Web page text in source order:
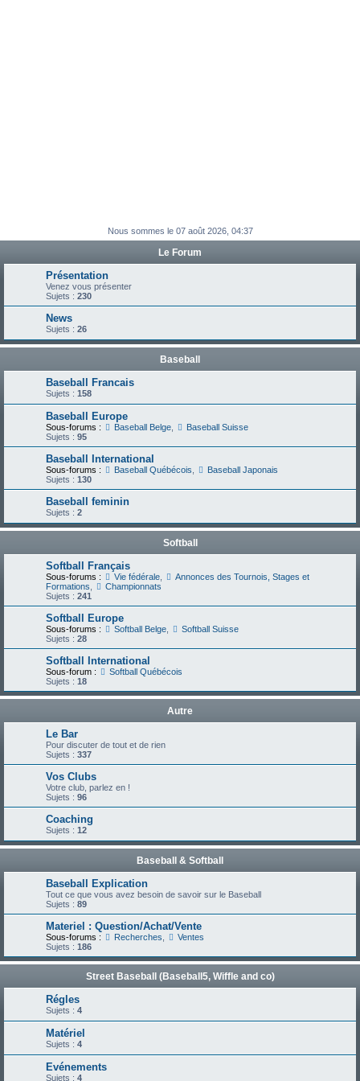
Nous sommes le 07 août 2026, 04:37
Le Forum
Présentation
Venez vous présenter
Sujets : 230
News
Sujets : 26
Baseball
Baseball Francais
Sujets : 158
Baseball Europe
Sous-forums : Baseball Belge,
Baseball Suisse
Sujets : 95
Baseball International
Sous-forums : Baseball Québécois
Baseball Japonais
Sujets : 130
Baseball feminin
Sujets : 2
Softball
Softball Français
Sous-forums : Vie fédérale,
Annonces des Tournois, Stages et
Formations
Championnats
Sujets : 241
Softball Europe
Sous-forums : Softball Belge,
Softball Suisse
Sujets : 28
Softball International
Sous-forum :
Softball Québécois
Sujets : 18
Autre
Le Bar
Pour discuter de tout et de rien
Sujets : 337
Vos Clubs
Votre club, parlez en !
Sujets : 96
Coaching
Sujets : 12
Baseball & Softball
Baseball Explication
Tout ce que vous avez besoin de savoir sur le Baseball
Sujets : 89
Materiel : Question/Achat/Vente
Sous-forums : Recherches
Ventes
Sujets : 186
Street Baseball (Baseball5, Wiffle and co)
Régles
Sujets : 4
Matériel
Sujets : 4
Evénements
Sujets : 4